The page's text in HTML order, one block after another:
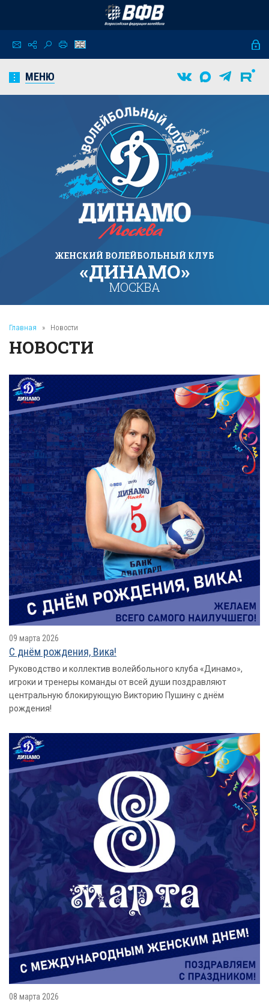
МЕНЮ
ЖЕНСКИЙ ВОЛЕЙБОЛЬНЫЙ КЛУБ
«ДИНАМО»
МОСКВА
Главная » Новости
НОВОСТИ
09 марта 2026
С днём рождения, Вика!
Руководство и коллектив волейбольного клуба «Динамо»,
игроки и тренеры команды от всей души поздравляют
центральную блокирующую Викторию Пушину с днём
рождения!
08 марта 2026